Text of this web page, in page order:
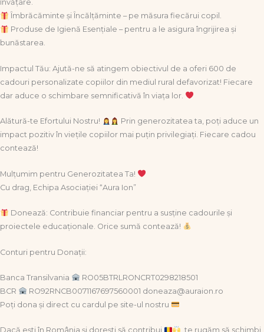
învățare.
Îmbrăcăminte și Încălțăminte – pe măsura fiecărui copil.
Produse de Igienă Esențiale – pentru a le asigura îngrijirea și
bunăstarea.
Impactul Tău: Ajută-ne să atingem obiectivul de a oferi 600 de
cadouri personalizate copiilor din mediul rural defavorizat! Fiecare
dar aduce o schimbare semnificativă în viața lor.
Alătură-te Efortului Nostru!
Prin generozitatea ta, poți aduce un
impact pozitiv în viețile copiilor mai puțin privilegiați. Fiecare cadou
contează!
Mulțumim pentru Generozitatea Ta!
Cu drag, Echipa Asociației “Aura Ion”
Donează: Contribuie financiar pentru a susține cadourile și
proiectele educaționale. Orice sumă contează!
Conturi pentru Donații:
Banca Transilvania
RO05BTRLRONCRT0298218501
BCR
RO92RNCB0071167697560001 doneaza@auraion.ro
Poți dona și direct cu cardul pe site-ul nostru
Dacă ești în România și dorești să contribui , te rugăm să schimbi